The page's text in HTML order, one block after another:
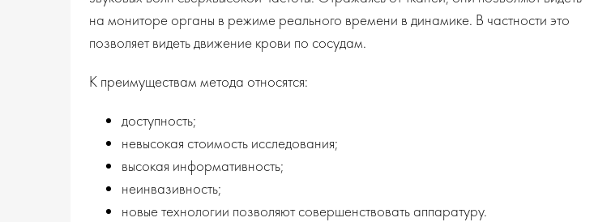
на мониторе органы в режиме реального времени в динамике. В частности это
позволяет видеть движение крови по сосудам.
К преимуществам метода относятся:
доступность;
невысокая стоимость исследования;
высокая информативность;
неинвазивность;
новые технологии позволяют совершенствовать аппаратуру.